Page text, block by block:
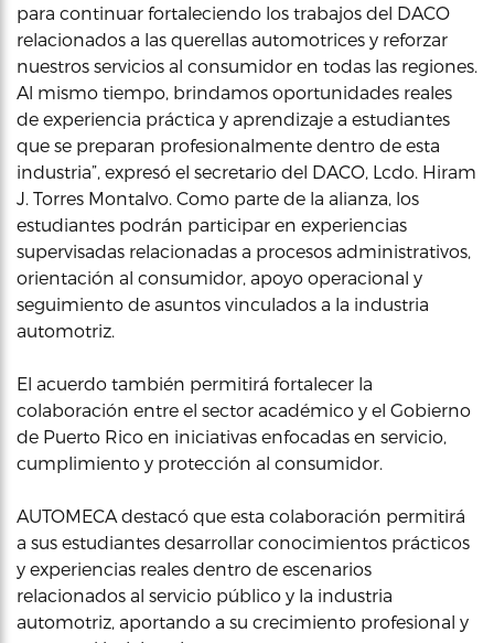
para continuar fortaleciendo los trabajos del DACO
relacionados a las querellas automotrices y reforzar
nuestros servicios al consumidor en todas las regiones.
Al mismo tiempo, brindamos oportunidades reales
de experiencia práctica y aprendizaje a estudiantes
que se preparan profesionalmente dentro de esta
industria”, expresó el secretario del DACO, Lcdo. Hiram
J. Torres Montalvo. Como parte de la alianza, los
estudiantes podrán participar en experiencias
supervisadas relacionadas a procesos administrativos,
orientación al consumidor, apoyo operacional y
seguimiento de asuntos vinculados a la industria
automotriz.
El acuerdo también permitirá fortalecer la
colaboración entre el sector académico y el Gobierno
de Puerto Rico en iniciativas enfocadas en servicio,
cumplimiento y protección al consumidor.
AUTOMECA destacó que esta colaboración permitirá
a sus estudiantes desarrollar conocimientos prácticos
y experiencias reales dentro de escenarios
relacionados al servicio público y la industria
automotriz, aportando a su crecimiento profesional y